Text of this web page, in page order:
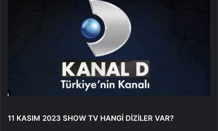
11 KASIM 2023 SHOW TV HANGİ DİZİLER VAR?